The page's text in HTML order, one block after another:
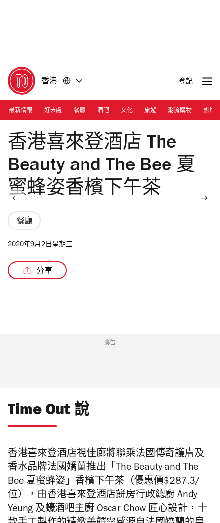
香港 登記
最新情報 好去處 餐廳 酒吧 文化 旅遊 潮流購物 影片
Photograph: Courtesy Sheraton Hong Kong
香港喜來登酒店 The
Beauty and The Bee 夏
蜜蜂姿香檳下午茶
餐廳
2020年9月2日星期三
分享
廣告
Time Out 說
香港喜來登酒店視佳廊將聯乘法國傳奇護膚及
香水品牌法國嬌蘭推出「The Beauty and The
Bee 夏蜜蜂姿」香檳下午茶（優惠價$287.3/
位），由香港喜來登酒店餅房行政總廚 Andy
Yeung 及蠔酒吧主廚 Oscar Chow 匠心設計，十